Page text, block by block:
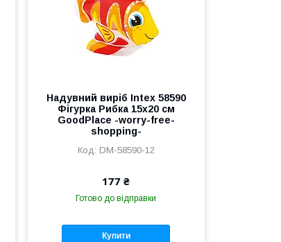
Надувний виріб Intex 58590
Фігурка Рибка 15х20 см
GoodPlace -worry-free-
shopping-
DM-58590-12
177 ₴
Готово до відправки
Купити